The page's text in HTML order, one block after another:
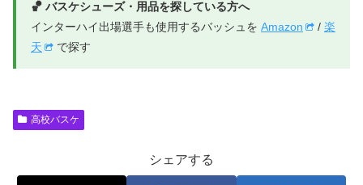
🏀 バスケシューズ・用品を探している方へ
インターハイ出場選手も使用するバッシュを Amazon / 楽
天
で探す
高校バスケ
シェアする